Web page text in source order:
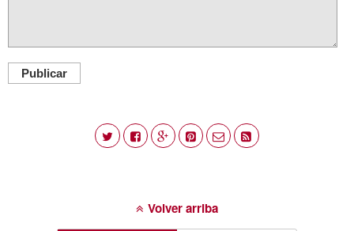
Publicar
Volver arriba